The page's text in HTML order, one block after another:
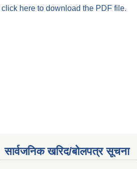
click here to download the PDF file.
सार्वजनिक खरिद/बोलपत्र सूचना